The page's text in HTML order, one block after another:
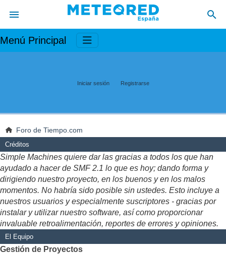
Menú Principal
Iniciar sesión Registrarse
Foro de Tiempo.com
Créditos
Simple Machines quiere dar las gracias a todos los que han
ayudado a hacer de SMF 2.1 lo que es hoy; dando forma y
dirigiendo nuestro proyecto, en los buenos y en los malos
momentos. No habría sido posible sin ustedes. Esto incluye a
nuestros usuarios y especialmente suscriptores - gracias por
instalar y utilizar nuestro software, así como proporcionar
invaluable retroalimentación, reportes de errores y opiniones.
El Equipo
Gestión de Proyectos